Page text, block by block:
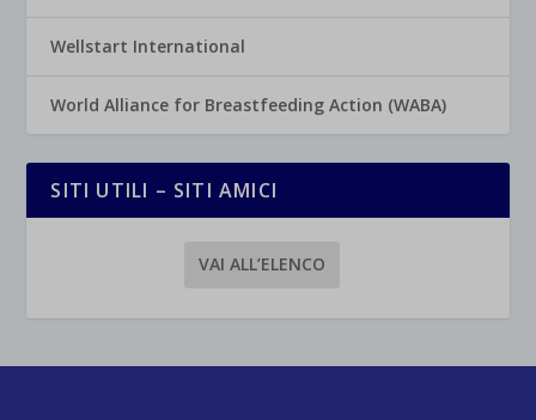
Wellstart International
World Alliance for Breastfeeding Action (WABA)
SITI UTILI – SITI AMICI
VAI ALL’ELENCO